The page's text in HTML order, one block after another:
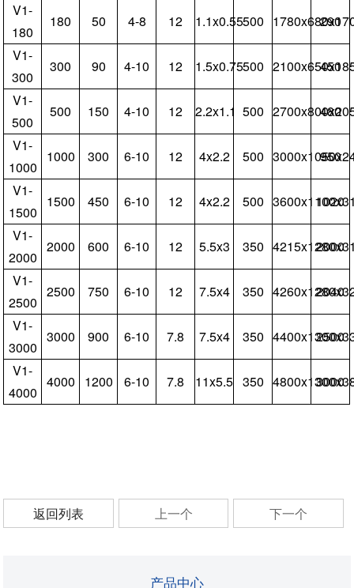
V1-
180
180 50 4-8 12 1.1x0.55500
290
V1-
300
300 90 4-10 12 1.5x0.75500
450
V1-
500
500 150 4-10 12 2.2x1.1 500
480
V1-
1000
1000 300 6-10 12 4x2.2 500
950
V1-
1500
1500 450 6-10 12 4x2.2 500
1020
V1-
2000
2000 600 6-10 12 5.5x3 350
2000
V1-
2500
2500 750 6-10 12 7.5x4 350
2040
V1-
3000
3000 900 6-10 7.8 7.5x4 350
2500
V1-
4000
4000 1200 6-10 7.8 11x5.5 350 3000
返回列表 上一个 下一个
产品中心